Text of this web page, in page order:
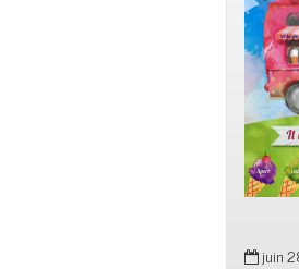
juin